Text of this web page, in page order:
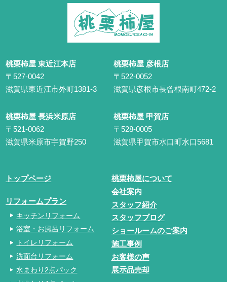
桃栗柿屋 東近江本店
〒527-0042
滋賀県東近江市外町1381-3
桃栗柿屋 彦根店
〒522-0052
滋賀県彦根市長曾根南町472-2
桃栗柿屋 長浜米原店
〒521-0062
滋賀県米原市宇賀野250
桃栗柿屋 甲賀店
〒528-0005
滋賀県甲賀市水口町水口5681
トップページ
リフォームプラン
キッチンリフォーム
浴室・お風呂リフォーム
トイレリフォーム
洗面台リフォーム
水まわり2点パック
桃栗柿屋について
会社案内
スタッフ紹介
スタッフブログ
ショールームのご案内
施工事例
お客様の声
展示品売却